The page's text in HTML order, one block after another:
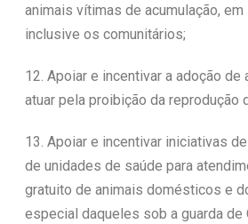
animais vítimas de acumulação, em
inclusive os comunitários;
12. Apoiar e incentivar a adoção
atuar pela proibição da reprodução
13. Apoiar e incentivar iniciativas
de unidades de saúde para
gratuito de animais domésticos e
especial daqueles sob a guarda de